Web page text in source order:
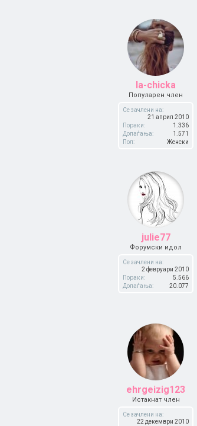
la-chicka
Популарен член
Се зачлени на:
21 април 2010
Пораки:
1.336
Допаѓања:
1.571
Пол:
Женски
julie77
Форумски идол
Се зачлени на:
2 февруари 2010
Пораки:
5.566
Допаѓања:
20.077
ehrgeizig123
Истакнат член
Се зачлени на:
22 декември 2010